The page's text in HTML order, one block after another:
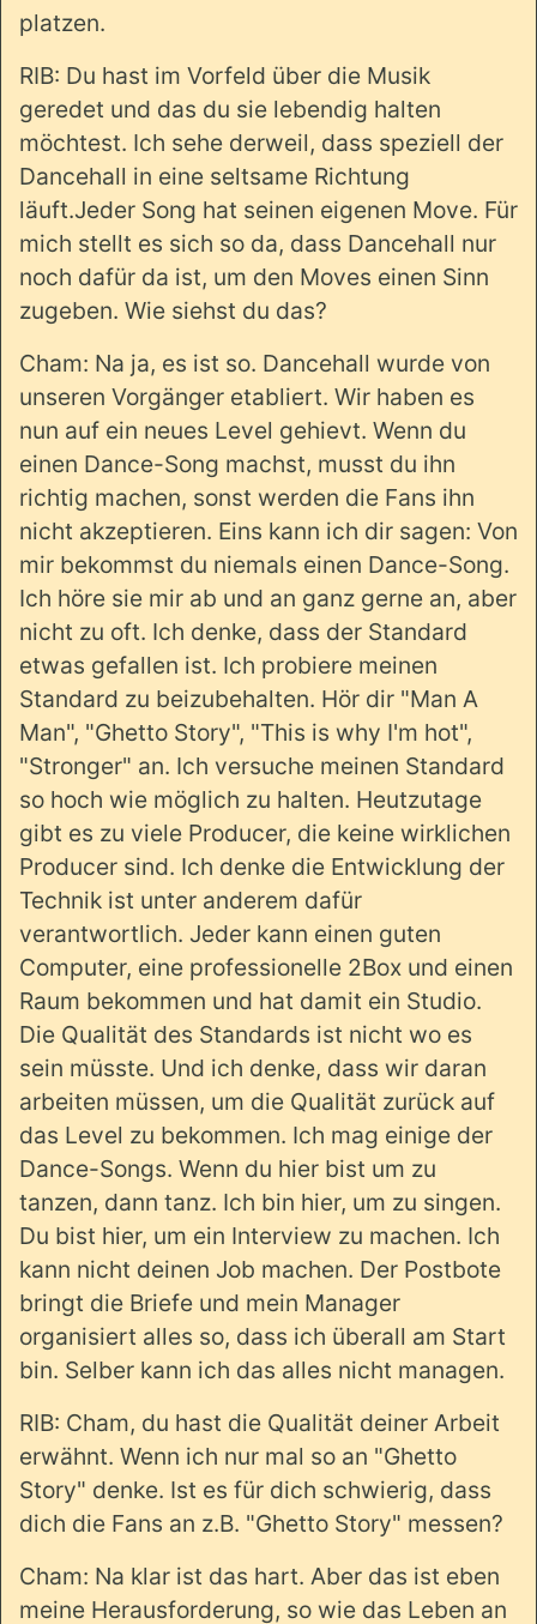
platzen.
RIB: Du hast im Vorfeld über die Musik
geredet und das du sie lebendig halten
möchtest. Ich sehe derweil, dass speziell der
Dancehall in eine seltsame Richtung
läuft.Jeder Song hat seinen eigenen Move. Für
mich stellt es sich so da, dass Dancehall nur
noch dafür da ist, um den Moves einen Sinn
zugeben. Wie siehst du das?
Cham: Na ja, es ist so. Dancehall wurde von
unseren Vorgänger etabliert. Wir haben es
nun auf ein neues Level gehievt. Wenn du
einen Dance-Song machst, musst du ihn
richtig machen, sonst werden die Fans ihn
nicht akzeptieren. Eins kann ich dir sagen: Von
mir bekommst du niemals einen Dance-Song.
Ich höre sie mir ab und an ganz gerne an, aber
nicht zu oft. Ich denke, dass der Standard
etwas gefallen ist. Ich probiere meinen
Standard zu beizubehalten. Hör dir "Man A
Man", "Ghetto Story", "This is why I'm hot",
"Stronger" an. Ich versuche meinen Standard
so hoch wie möglich zu halten. Heutzutage
gibt es zu viele Producer, die keine wirklichen
Producer sind. Ich denke die Entwicklung der
Technik ist unter anderem dafür
verantwortlich. Jeder kann einen guten
Computer, eine professionelle 2Box und einen
Raum bekommen und hat damit ein Studio.
Die Qualität des Standards ist nicht wo es
sein müsste. Und ich denke, dass wir daran
arbeiten müssen, um die Qualität zurück auf
das Level zu bekommen. Ich mag einige der
Dance-Songs. Wenn du hier bist um zu
tanzen, dann tanz. Ich bin hier, um zu singen.
Du bist hier, um ein Interview zu machen. Ich
kann nicht deinen Job machen. Der Postbote
bringt die Briefe und mein Manager
organisiert alles so, dass ich überall am Start
bin. Selber kann ich das alles nicht managen.
RIB: Cham, du hast die Qualität deiner Arbeit
erwähnt. Wenn ich nur mal so an "Ghetto
Story" denke. Ist es für dich schwierig, dass
dich die Fans an z.B. "Ghetto Story" messen?
Cham: Na klar ist das hart. Aber das ist eben
meine Herausforderung, so wie das Leben an